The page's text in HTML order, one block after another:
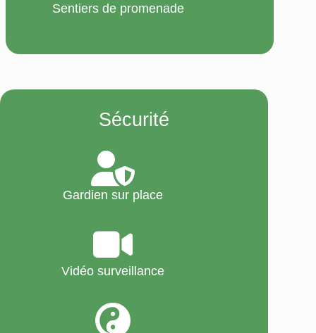
Sentiers de promenade
Sécurité
Gardien sur place
Vidéo surveillance